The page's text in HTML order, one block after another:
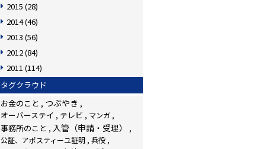
2015 (28)
2014(46)
2013 (56)
2012(84)
2011 (114)
タグクラウド
お金のこと
つぶやき
オーバーステイ テレビ マンガ
事務所のこと 入管（申請・受理）
公証、アポスティーユ証明 兵役